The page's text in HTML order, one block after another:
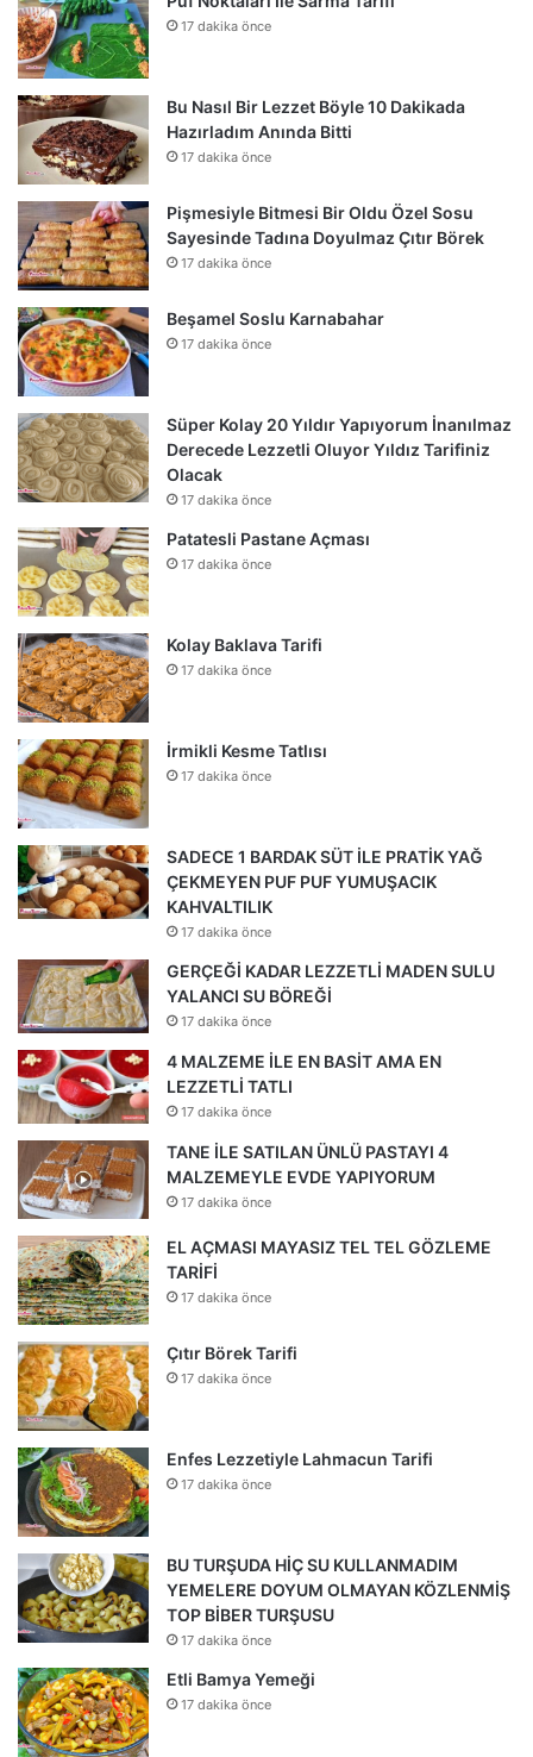
17 dakika önce
Bu Nasıl Bir Lezzet Böyle 10 Dakikada
Hazırladım Anında Bitti
17 dakika önce
Pişmesiyle Bitmesi Bir Oldu Özel Sosu
Sayesinde Tadına Doyulmaz Çıtır Börek
17 dakika önce
Beşamel Soslu Karnabahar
17 dakika önce
Süper Kolay 20 Yıldır Yapıyorum İnanılmaz
Derecede Lezzetli Oluyor Yıldız Tarifiniz
Olacak
17 dakika önce
Patatesli Pastane Açması
17 dakika önce
Kolay Baklava Tarifi
17 dakika önce
İrmikli Kesme Tatlısı
17 dakika önce
SADECE 1 BARDAK SÜT İLE PRATİK YAĞ
ÇEKMEYEN PUF PUF YUMUŞACIK
KAHVALTILIK
17 dakika önce
GERÇEĞİ KADAR LEZZETLİ MADEN SULU
YALANCI SU BÖREĞİ
17 dakika önce
4 MALZEME İLE EN BASİT AMA EN
LEZZETLİ TATLI
17 dakika önce
TANE İLE SATILAN ÜNLÜ PASTAYI 4
MALZEMEYLE EVDE YAPIYORUM
17 dakika önce
EL AÇMASI MAYASIZ TEL TEL GÖZLEME
TARİFİ
17 dakika önce
Çıtır Börek Tarifi
17 dakika önce
Enfes Lezzetiyle Lahmacun Tarifi
17 dakika önce
BU TURŞUDA HİÇ SU KULLANMADIM
YEMELERE DOYUM OLMAYAN KÖZLENMİŞ
TOP BİBER TURŞUSU
17 dakika önce
Etli Bamya Yemeği
17 dakika önce